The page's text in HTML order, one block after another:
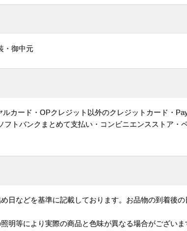
・御中元
カード・OPクレジット以外のクレジットカード・
トバンクまとめて支払い・コンビニエンスストア・
日などを基準に記載しております。お品物の到着後
明等により実際の商品と色味が異なる場合がございま